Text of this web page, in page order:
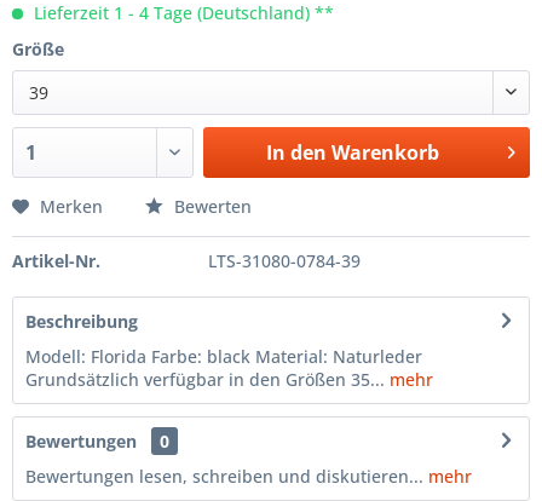
Lieferzeit 1 - 4 Tage (Deutschland) **
Größe
39
In den Warenkorb
Merken Bewerten
Artikel-Nr. LTS-31080-0784-39
Beschreibung
Modell: Florida Farbe: black Material: Naturleder
Grundsätzlich verfügbar in den Größen 35... mehr
Bewertungen
0
Bewertungen lesen, schreiben und diskutieren... mehr